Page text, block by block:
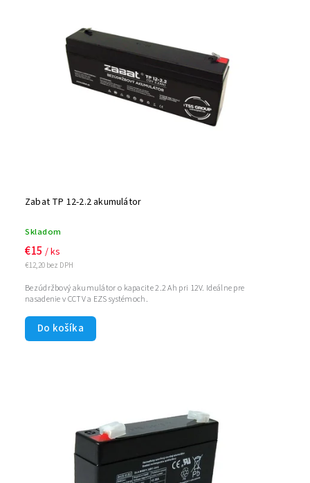
Zabat TP 12-2.2 akumulátor
Skladom
€12,20 bez DPH
€15 / ks
Do košíka
Bezúdržbový akumulátor o kapacite 2.2 Ah pri 12V. Ideálne pre
nasadenie v CCTV a EZS systémoch.